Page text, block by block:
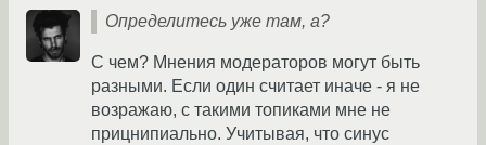
Определитесь уже там, а?
С чем? Мнения модераторов могут быть
разными. Если один считает иначе - я не
возражаю, с такими топиками мне не
прицнипиально. Учитывая, что синус